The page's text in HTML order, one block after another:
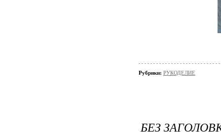
Рубрики: РУКОДЕЛИЕ
БЕЗ